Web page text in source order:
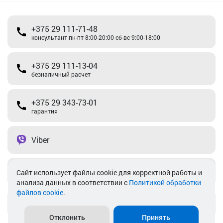
+375 29 111-71-48
консультант пн-пт 8:00-20:00 сб-вс 9:00-18:00
+375 29 111-13-04
безналичный расчет
+375 29 343-73-01
гарантия
Viber
Telegram
Cайт использует файлы cookie для корректной работы и
анализа данных в соответствии с Политикой обработки
файлов cookie.
Отклонить Принять